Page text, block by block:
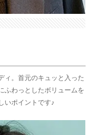
ィ。首元のキュッと入った
ふわっとしたボリュームを
いポイントです♪